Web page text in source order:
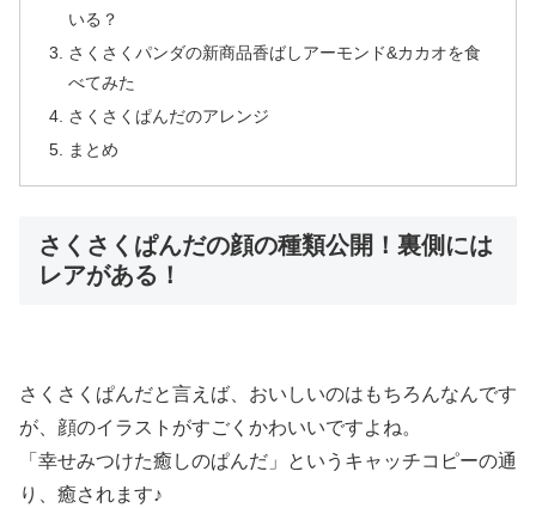
いる？
さくさくパンダの新商品香ばしアーモンド&カカオを食
べてみた
さくさくぱんだのアレンジ
まとめ
さくさくぱんだの顔の種類公開！裏側には
レアがある！
さくさくぱんだと言えば、おいしいのはもちろんなんです
が、顔のイラストがすごくかわいいですよね。
「幸せみつけた癒しのぱんだ」というキャッチコピーの通
り、癒されます♪